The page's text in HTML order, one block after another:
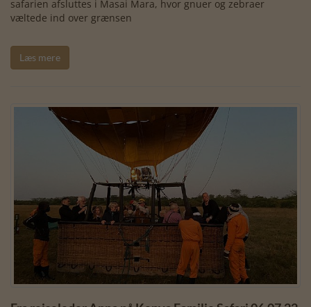
safarien afsluttes i Masai Mara, hvor gnuer og zebraer
væltede ind over grænsen
Læs mere